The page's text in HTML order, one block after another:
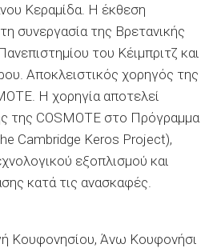
Κεραμίδα. Η έκθεση
συνεργασία της Βρετανικής
του Κέιμπριτζ και
Αποκλειστικός χορηγός της
Η χορηγία αποτελεί
της COSMOTE στο Πρόγραμμα
Cambridge Keros Project),
εξοπλισμού και
κατά τις ανασκαφές.
Κουφονησίου, Άνω Κουφονήσι